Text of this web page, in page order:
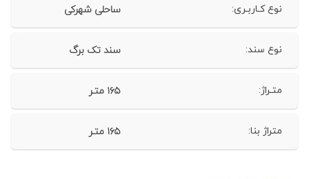
نوع کـاربـری: ساحلی شهرکی
نوع سند: سند تک برگ
متـراژ: ۱۶۵ متـر
متراژ بنا: ۱۶۵ متـر